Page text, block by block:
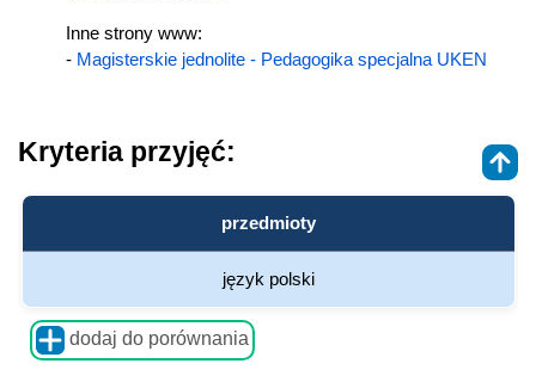
Inne strony www:
- Magisterskie jednolite - Pedagogika specjalna UKEN
Kryteria przyjęć:
przedmioty
język polski
dodaj do porównania